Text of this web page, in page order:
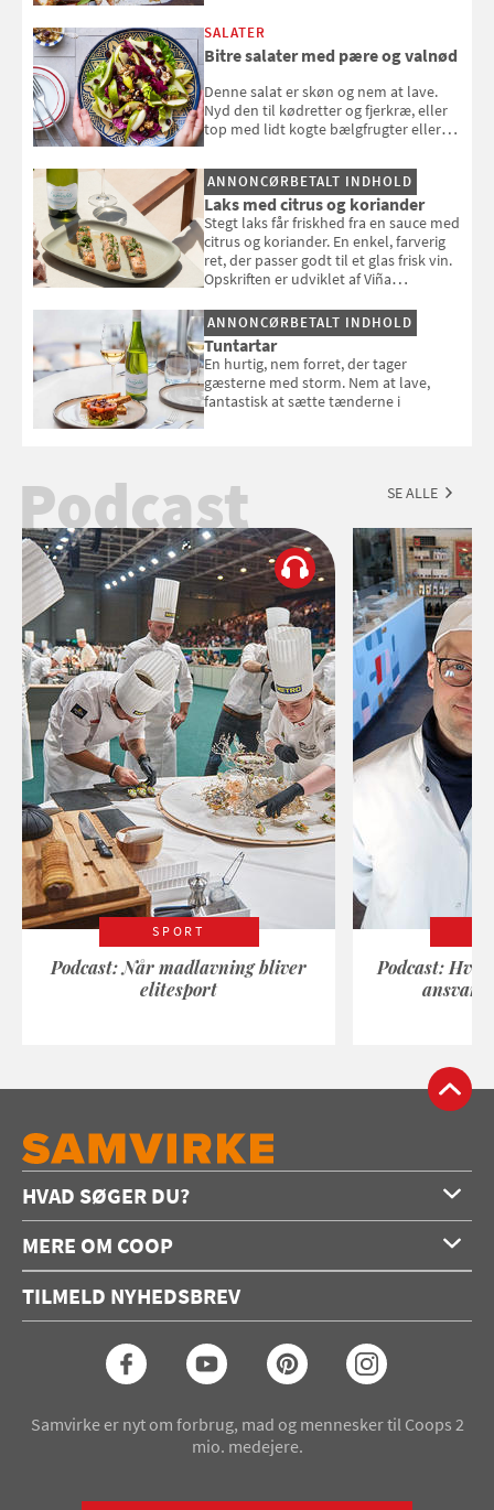
SALATER
Bitre salater med pære og valnød
Denne salat er skøn og nem at lave.
Nyd den til kødretter og fjerkræ, eller
top med lidt kogte bælgfrugter eller
selvstændigt måltid. Opskriften er fra
Louisa Lorangs kogebog "Salat".
ANNONCØRBETALT INDHOLD
Laks med citrus og koriander
Stegt laks får friskhed fra en sauce med
citrus og koriander. En enkel, farverig
ret, der passer godt til et glas frisk vin.
Opskriften er udviklet af Viña
ANNONCØRBETALT INDHOLD
Tuntartar
En hurtig, nem forret, der tager
gæsterne med storm. Nem at lave,
fantastisk at sætte tænderne i
Podcast SE ALLE
SPORT
Podcast: Når madlavning bliver
elitesport
Podcast:
HVAD SØGER DU?
Forside
Opskrifter
Konkurrencer
MERE OM COOP
Annoncering
Coop medlem
TILMELD NYHEDSBREV
Samvirke er nyt om forbrug, mad og mennesker til Coops 2
mio. medejere.